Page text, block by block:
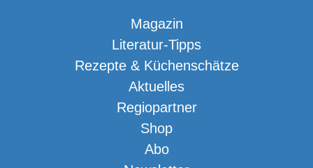
Magazin
Literatur-Tipps
Rezepte & Küchenschätze
Aktuelles
Regiopartner
Shop
Abo